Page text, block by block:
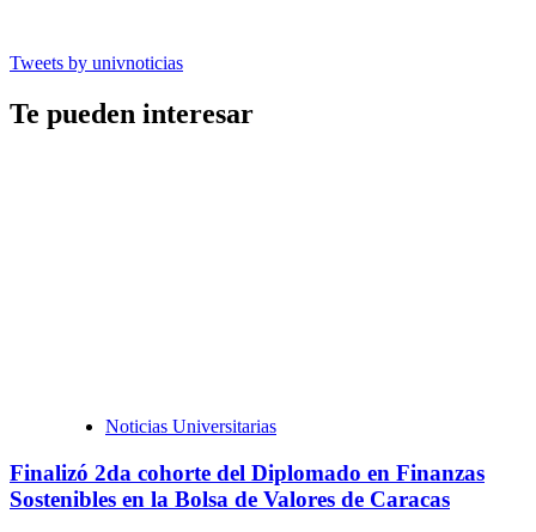
Tweets by univnoticias
Te pueden interesar
Noticias Universitarias
Finalizó 2da cohorte del Diplomado en Finanzas
Sostenibles en la Bolsa de Valores de Caracas